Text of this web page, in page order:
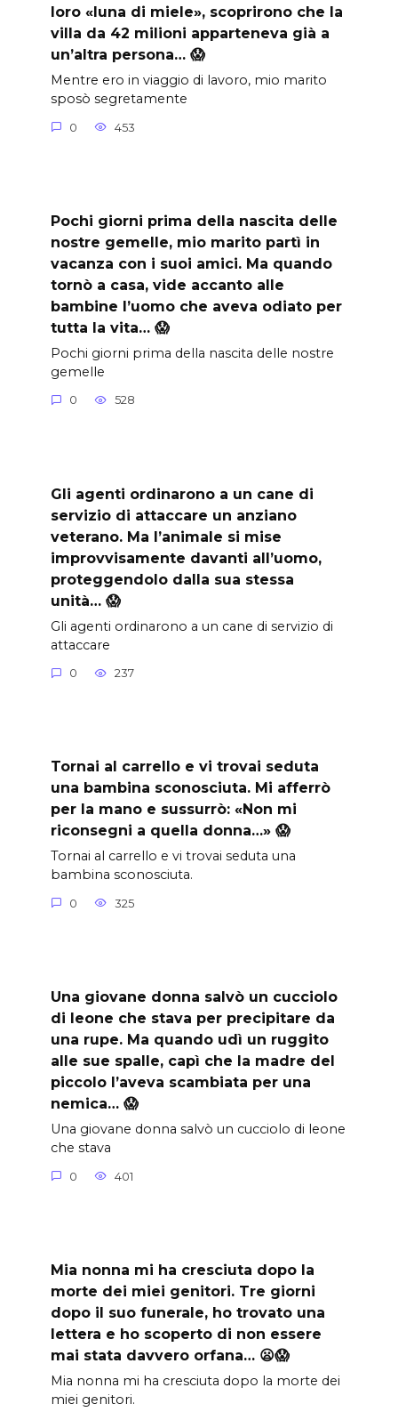
loro «luna di miele», scoprirono che la
villa da 42 milioni apparteneva già a
un’altra persona… 😱
Mentre ero in viaggio di lavoro, mio marito
sposò segretamente
0 453
Pochi giorni prima della nascita delle
nostre gemelle, mio marito partì in
vacanza con i suoi amici. Ma quando
tornò a casa, vide accanto alle
bambine l’uomo che aveva odiato per
tutta la vita… 😱
Pochi giorni prima della nascita delle nostre
gemelle
0 528
Gli agenti ordinarono a un cane di
servizio di attaccare un anziano
veterano. Ma l’animale si mise
improvvisamente davanti all’uomo,
proteggendolo dalla sua stessa
unità… 😱
Gli agenti ordinarono a un cane di servizio di
attaccare
0 237
Tornai al carrello e vi trovai seduta
una bambina sconosciuta. Mi afferrò
per la mano e sussurrò: «Non mi
riconsegni a quella donna…» 😱
Tornai al carrello e vi trovai seduta una
bambina sconosciuta.
0 325
Una giovane donna salvò un cucciolo
di leone che stava per precipitare da
una rupe. Ma quando udì un ruggito
alle sue spalle, capì che la madre del
piccolo l’aveva scambiata per una
nemica… 😱
Una giovane donna salvò un cucciolo di leone
che stava
0 401
Mia nonna mi ha cresciuta dopo la
morte dei miei genitori. Tre giorni
dopo il suo funerale, ho trovato una
lettera e ho scoperto di non essere
mai stata davvero orfana… 😦😱
Mia nonna mi ha cresciuta dopo la morte dei
miei genitori.